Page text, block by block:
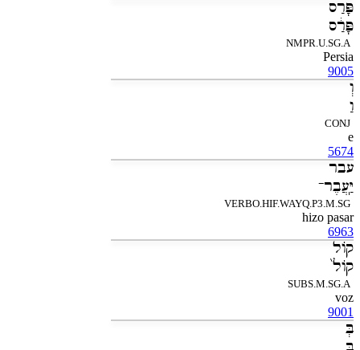
פָּרַס
פָּרַ֔ס
NMPR.U.SG.A
Persia
9005
וְ
וַ
CONJ
e
5674
עבר
יַּֽעֲבֶר־
VERBO.HIF.WAYQ.P3.M.SG
hizo pasar
6963
קֹול
קֹול֙
SUBS.M.SG.A
voz
9001
בְּ